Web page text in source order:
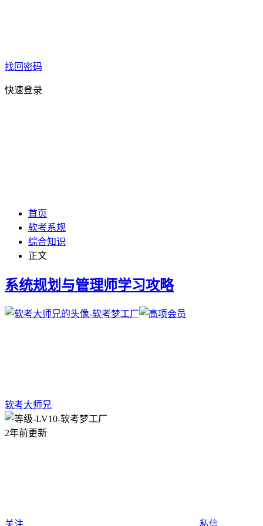
找回密码
快速登录
首页
软考系规
综合知识
正文
系统规划与管理师学习攻略
软考大师兄
2年前更新
关注 私信